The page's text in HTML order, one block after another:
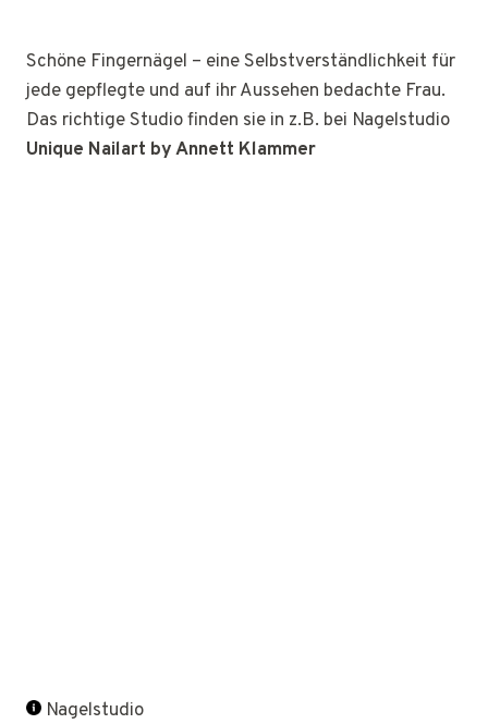
Schöne Fingernägel – eine Selbstverständlichkeit für
jede gepflegte und auf ihr Aussehen bedachte Frau.
Das richtige Studio finden sie in z.B. bei Nagelstudio
Unique Nailart by Annett Klammer
Nagelstudio